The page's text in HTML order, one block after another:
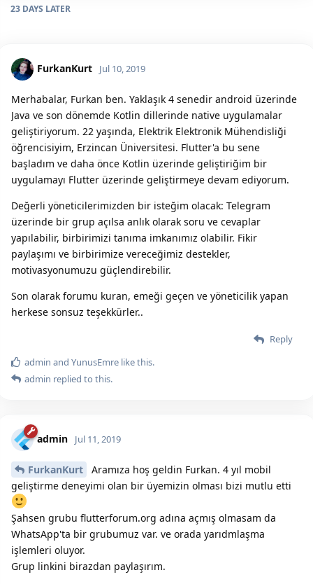
23 DAYS LATER
FurkanKurt Jul 10, 2019
Merhabalar, Furkan ben. Yaklaşık 4 senedir android üzerinde
Java ve son dönemde Kotlin dillerinde native uygulamalar
geliştiriyorum. 22 yaşında, Elektrik Elektronik Mühendisliği
öğrencisiyim, Erzincan Üniversitesi. Flutter'a bu sene
başladım ve daha önce Kotlin üzerinde geliştiriğim bir
uygulamayı Flutter üzerinde geliştirmeye devam ediyorum.
Değerli yöneticilerimizden bir isteğim olacak: Telegram
üzerinde bir grup açılsa anlık olarak soru ve cevaplar
yapılabilir, birbirimizi tanıma imkanımız olabilir. Fikir
paylaşımı ve birbirimize vereceğimiz destekler,
motivasyonumuzu güçlendirebilir.
Son olarak forumu kuran, emeği geçen ve yöneticilik yapan
herkese sonsuz teşekkürler..
Reply
admin and YunusEmre like this.
admin replied to this.
admin Jul 11, 2019
FurkanKurt
Aramıza hoş geldin Furkan. 4 yıl mobil
geliştirme deneyimi olan bir üyemizin olması bizi mutlu etti
Şahsen grubu flutterforum.org adına açmış olmasam da
WhatsApp'ta bir grubumuz var. ve orada yarıdmlaşma
işlemleri oluyor.
Grup linkini birazdan paylaşırım.